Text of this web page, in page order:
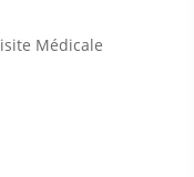
Médicale